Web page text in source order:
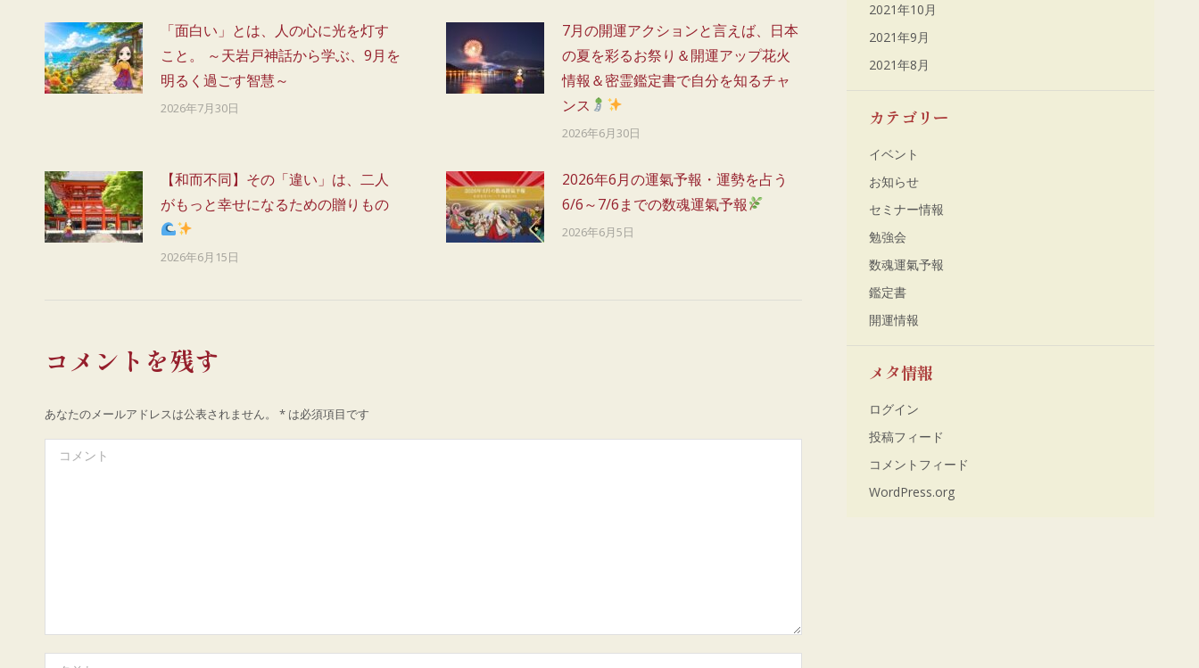
ン
「面白い」とは、人の心に光を灯す
こと。 ～天岩戸神話から学ぶ、9月を
明るく過ごす智慧～
2026年7月30日
7月の開運アクションと言えば、日本
の夏を彩るお祭り＆開運アップ花火
情報＆密霊鑑定書で自分を知るチャ
ンス
2026年6月30日
【和而不同】その「違い」は、二人
がもっと幸せになるための贈りもの
2026年6月15日
2026年6月の運氣予報・運勢を占う
6/6～7/6までの数魂運氣予報
2026年6月5日
コメントを残す
あなたのメールアドレスは公表されません。 * は必須項目です
コメント
2021年10月
2021年9月
2021年8月
カテゴリー
イベント
お知らせ
セミナー情報
勉強会
数魂運氣予報
鑑定書
開運情報
メタ情報
ログイン
投稿フィード
コメントフィード
WordPress.org